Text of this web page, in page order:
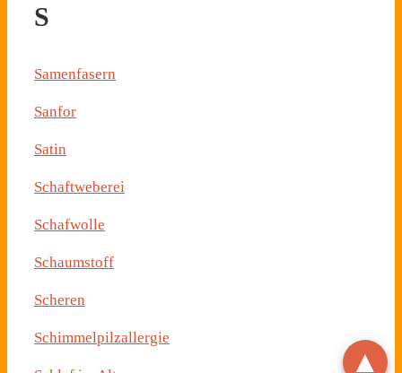
S
Samenfasern
Sanfor
Satin
Schaftweberei
Schafwolle
Schaumstoff
Scheren
Schimmelpilzallergie
▲